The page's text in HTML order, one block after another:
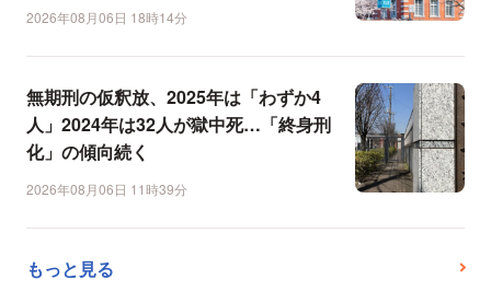
2026年08月06日 18時14分
無期刑の仮釈放、2025年は「わずか4
人」2024年は32人が獄中死…「終身刑
化」の傾向続く
2026年08月06日 11時39分
もっと見る